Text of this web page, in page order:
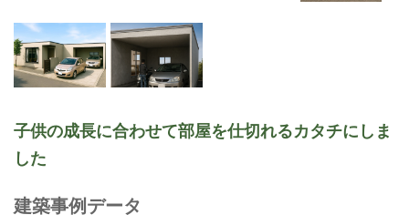
子供の成長に合わせて部屋を仕切れるカタチにしま
した
建築事例データ